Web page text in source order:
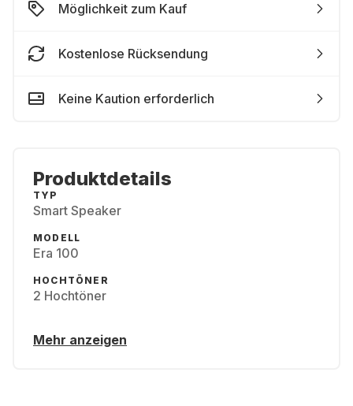
Möglichkeit zum Kauf
Kostenlose Rücksendung
Keine Kaution erforderlich
Produktdetails
TYP
Smart Speaker
MODELL
Era 100
HOCHTÖNER
2 Hochtöner
Mehr anzeigen